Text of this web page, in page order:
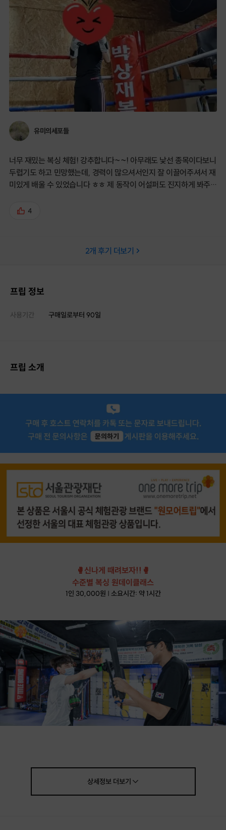
유미의세포들
너무 재밌는 복싱 체험! 강추합니다~~! 아무래도 낯선 종목이다보니
두렵기도 하고 민망했는데, 경력이 많으셔서인지 잘 이끌어주셔서 재
미있게 배울 수 있었습니다 ㅎㅎ 제 동작이 어설퍼도 진지하게 봐주
정해진 시간만 했는데. 원래는 이후에도 자율적으로 연습하거나 무슨
무 빡세지도 않으니 다들 신세계 경험해보시길^^~~
4
2개 후기 더보기
프립 정보
사용기간 구매일로부터 90일
프립 소개
🥊신나게 때려보자!!🥊
수준별 복싱 원데이클래스
1인 30,000원 | 소요시간: 약 1시간
전신 운동 복싱을 맛보세요!
상세정보더보기